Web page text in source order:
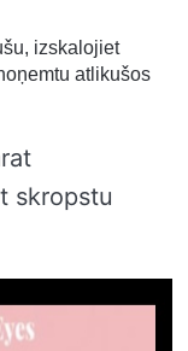
izskalojiet
atlikušos
skropstu